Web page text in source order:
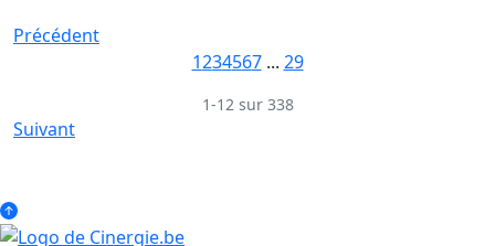
Précédent
1234567 ... 29
1-12 sur 338
Suivant